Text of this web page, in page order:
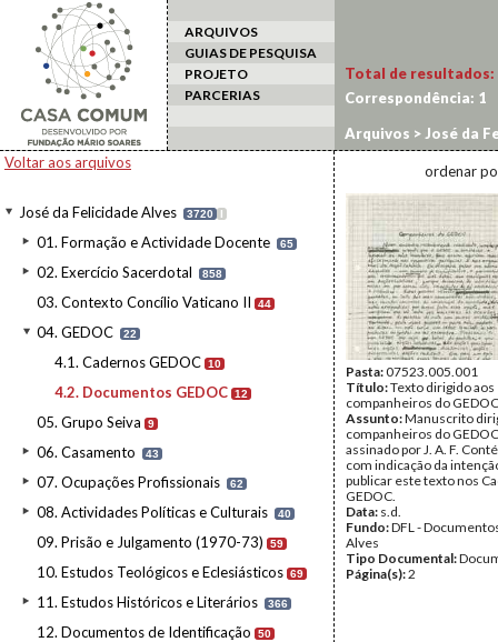
ARQUIVOS
GUIAS DE PESQUISA
PROJETO
PARCERIAS
Voltar aos arquivos
José da Felicidade Alves 3720 I
01. Formação e Actividade Docente 65
02. Exercício Sacerdotal 858
03. Contexto Concílio Vaticano II 44
04. GEDOC 22
4.1. Cadernos GEDOC 10
4.2. Documentos GEDOC 12
05. Grupo Seiva 9
06. Casamento 43
07. Ocupações Profissionais 62
08. Actividades Políticas e Culturais 40
09. Prisão e Julgamento (1970-73) 59
10. Estudos Teológicos e Eclesiásticos 69
11. Estudos Históricos e Literários 366
12. Documentos de Identificação 50
Total de resultados:
Correspondência: 1
Arquivos > José da
ordenar
Pasta:07523.005.001
Título:Texto dirigido aos
companheiros do GEDOC
Assunto:Manuscrito
companheiros do
assinado por J. A. F.
com indicação da
publicar este texto nos
GEDOC.
Data: s.d.
Fundo:DFL -
Alves
Tipo Documental:
Página(s):2